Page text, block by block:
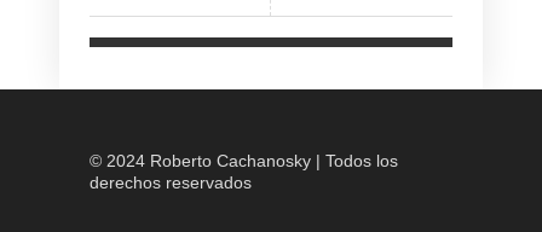
© 2024 Roberto Cachanosky | Todos los
derechos reservados